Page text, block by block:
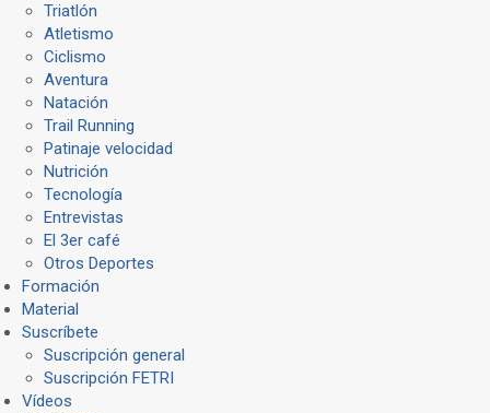
Triatlón
Atletismo
Ciclismo
Aventura
Natación
Trail Running
Patinaje velocidad
Nutrición
Tecnología
Entrevistas
El 3er café
Otros Deportes
Formación
Material
Suscríbete
Suscripción general
Suscripción FETRI
Vídeos